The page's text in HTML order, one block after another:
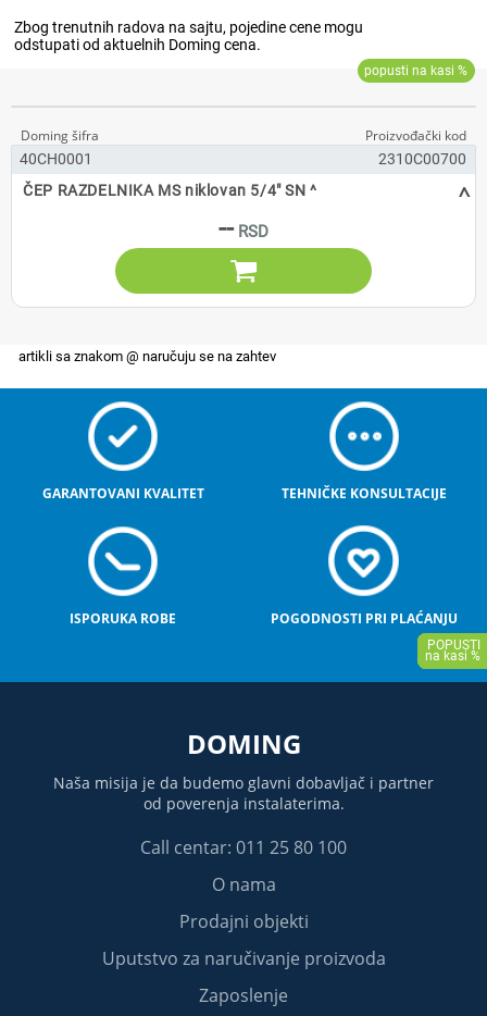
40CH0001
2310C00700
ČEP RAZDELNIKA MS niklovan 5/4" SN ^
--
^

GARANTOVANI KVALITET TEHNIČKE KONSULTACIJE
ISPORUKA ROBE POGODNOSTI PRI PLAĆANJU
DOMING
Naša misija je da budemo glavni dobavljač i partner
od poverenja instalaterima.
Call centar: 011 25 80 100
O nama
Prodajni objekti
Uputstvo za naručivanje proizvoda
Zaposlenje